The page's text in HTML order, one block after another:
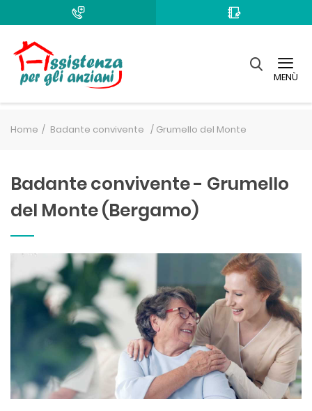
MENÙ
Home Badante convivente / Grumello del Monte
Badante convivente - Grumello
del Monte (Bergamo)